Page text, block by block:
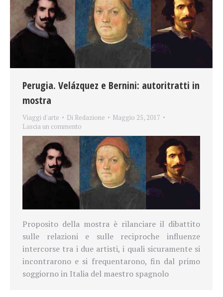
Perugia. Velázquez e Bernini: autoritratti in
mostra
Viaggi d'arte Di Redazione
Maggio 25, 2017
Lascia un commento
Proposito della mostra è rilanciare il dibattito
sulle relazioni e sulle reciproche influenze
intercorse tra i due artisti, i quali sicuramente si
incontrarono e si frequentarono, fin dal primo
soggiorno in Italia del maestro spagnolo